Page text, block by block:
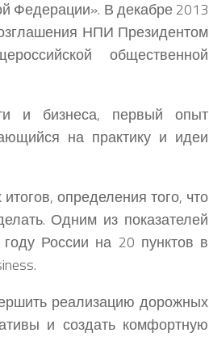
Федерации». В декабре 2013
НПИ Президентом
общественной
и бизнеса, первый опыт
на практику и идеи
определения того, что
Одним из показателей
России на 20 пунктов в
реализацию дорожных
и создать комфортную